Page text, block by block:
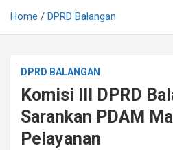
Home DPRD Balangan
DPRD BALANGAN
Komisi III DPRD
Sarankan PDAM
Pelayanan